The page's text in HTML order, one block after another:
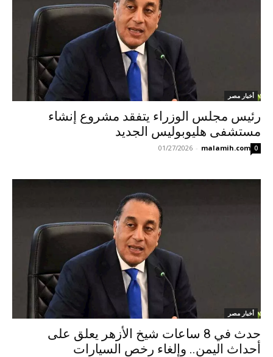
أخبار مصر
رئيس مجلس الوزراء يتفقد مشروع إنشاء
مستشفى هليوبوليس الجديد
malamih.com
-
01/27/2026 0
أخبار مصر
حدث في 8 ساعات شيخ الأزهر يعلق على
أحداث اليمن.. وإلغاء رخص السيارات